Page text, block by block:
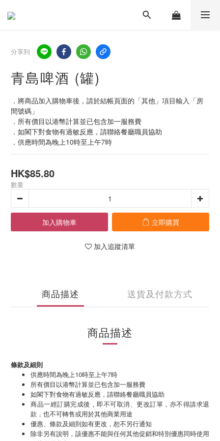
分享到
青島啤酒 (罐)
．將商品加入購物車後，請於結帳頁面的「其他」項目輸入「房
間號碼」
．所有價目以港幣計算並已包含加一服務費
．如閣下對食物有過敏反應，請聯絡餐廳職員協助
．供應時間為晚上10時至上午7時
HK$85.80
數量
加入購物車 立即購買
加入追蹤清單
商品描述 送貨及付款方式
商品描述
條款及細則
供應時間為晚上10時至上午7時
所有價目以港幣計算並已包含加一服務費
如閣下對食物有過敏反應，請聯絡餐廳職員協助
商品一經訂購完成後，即不可取消、更改訂單，亦不得請求退
款，也不可轉售或用於其他商業用途
優惠、條款及細則如有更改，恕不另行通知
除非另有說明，該優惠不能與任何其他促銷和特別優惠同時使用